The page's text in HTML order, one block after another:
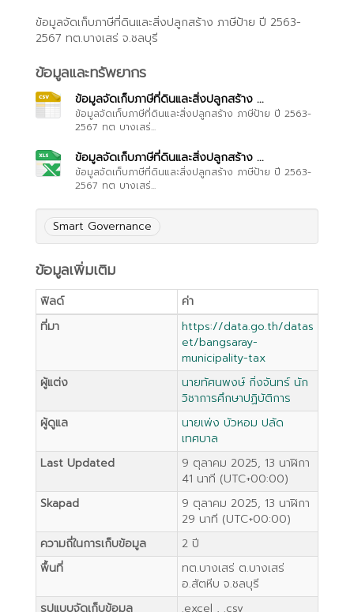
ข้อมูลจัดเก็บภาษีที่ดินและสิ่งปลูกสร้าง ภาษีป้าย ปี 2563-
2567 ทต.บางเสร่ จ.ชลบุรี
ข้อมูลและทรัพยากร
ข้อมูลจัดเก็บภาษีที่ดินและสิ่งปลูกสร้าง ...
ข้อมูลจัดเก็บภาษีที่ดินและสิ่งปลูกสร้าง ภาษีป้าย ปี 2563-
2567 ทต บางเสร่...
ข้อมูลจัดเก็บภาษีที่ดินและสิ่งปลูกสร้าง ...
ข้อมูลจัดเก็บภาษีที่ดินและสิ่งปลูกสร้าง ภาษีป้าย ปี 2563-
2567 ทต บางเสร่...
Smart Governance
ข้อมูลเพิ่มเติม
ฟิลด์
ค่า
ที่มา
https://data.go.th/datas
et/bangsaray-
municipality-tax
ผู้แต่ง
นายทัศนพงษ์ กิ่งจันทร์ นัก
วิชาการศึกษาปฏิบัติการ
ผู้ดูแล
นายเพ่ง บัวหอม ปลัด
เทศบาล
Last Updated
9 ตุลาคม 2025, 13 นาฬิกา
41 นาที (UTC+00:00)
Skapad
9 ตุลาคม 2025, 13 นาฬิกา
29 นาที (UTC+00:00)
ความถี่ในการเก็บข้อมูล
2 ปี
พื้นที่
ทต.บางเสร่ ต.บางเสร่
อ.สัตหีบ จ.ชลบุรี
รูปแบบจัดเก็บข้อมูล
.excel , .csv